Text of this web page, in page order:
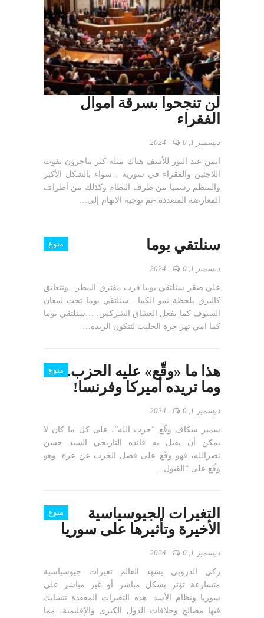
لن تنجحوا بسرقة اموال
الفقراء
ديسمبر 1, 2024 0
ايمن عبد النور للأسف هناك مثله كثر يتاجرون بقوت
اللاجئين والفقراء في سورية ، سواء بالشكل الأكبر
والمنظم رسميا من طرف النظام وكذلك من أطراف
المعارضة المتعددة.-تم توجيه الاتهام إلى…
منوع سنلتقي يوما
ديسمبر 1, 2024 0
علي صقر سنلتقي يوما قرب مفترق المطر ..ونتعانق
كالبرق بلحظة نمو الكما ..سنلتقي يوما تحت لمعان
السيوف كما يفعل العشاق الشركس. …سنلتقي يوما
كما امي تهز جرة الحليب لتتكون الزبده…
منوع هذا ما «وقّع» عليه الحزب..
وما تريده أميركا وفرنسا!
ديسمبر 1, 2024 0
سمير سكاف وقّع “حزب الله”، على كل ما كان لا
يمكن أن يقبل به قائده التاريخي السيد حسن
نصرالله، فهو وقّع على فصل الحرب عن غزة. وهو
وقّع على “القبول…
منوع
التغيرات الجيوسياسية
الأخيرة وتأثيرها على سوريا
ديسمبر 1, 2024 0
زكي الدروبي يشهد العالم تغيرات جيوسياسية
متسارعة تؤثر بشكل مباشر أو غير مباشر على
سوريا ونظام الأسد. هذه التغيرات المعقدة تتشابك
فيها مصالح وخلافات الدول الكبرى والإقليمية، مما